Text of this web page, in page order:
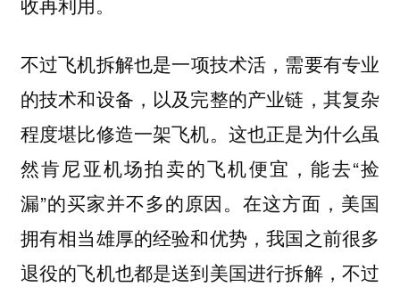
不过飞机拆解也是一项技术活 ，需要有专业
的技术和设备，以及完整的产业链，其复杂
程度堪比修造一架飞机。这也正是为什么虽
然肯尼亚机场拍卖的飞机便宜，能去“捡
漏”的买家并不多的原因。在这方面，美国
拥有相当雄厚的经验和优势，我国之前很多
退役的飞机也都是送到美国进行拆解，不过